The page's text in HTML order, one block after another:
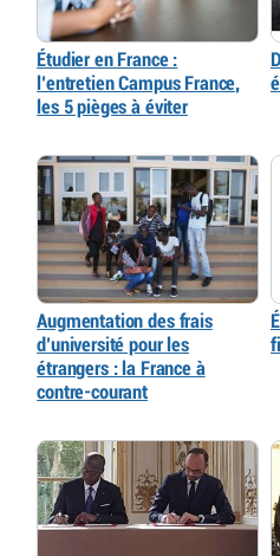
Étudier en France :
l’entretien Campus France,
les 5 pièges à éviter
Augmentation des frais
d’université pour les
étrangers : la France à
contre-courant